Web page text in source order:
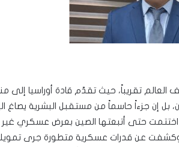
تقريباً، حيث تقدّم قادة أوراسيا إلى
بل إن جزءاً حاسماً من مستقبل البشرية يصاغ
اختتمت حتى أتبعتها الصين بعرض عسكري
عن قدرات عسكرية متطورة جرى